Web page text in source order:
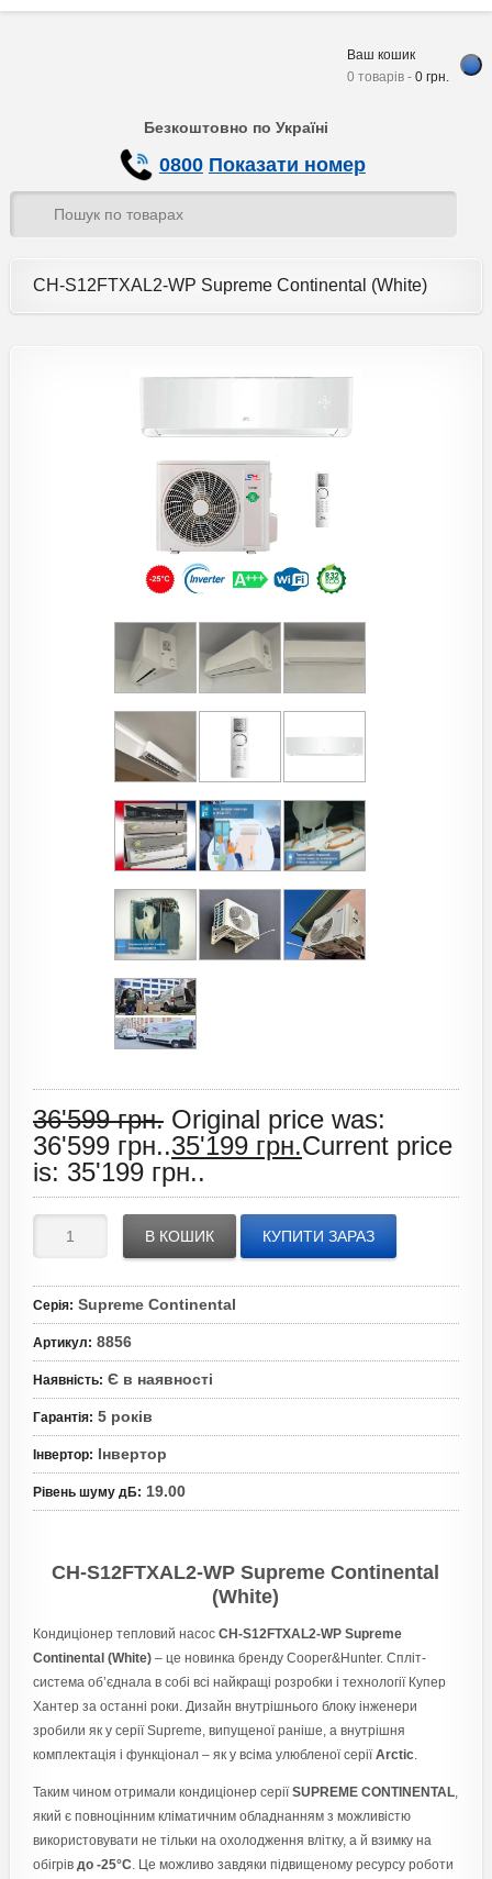
Ваш кошик
0 товарів -0 грн.
Безкоштовно по Україні
0800 Показати номер
CH-S12FTXAL2-WP Supreme Continental (White)
36'599грн. Original price was:
36'599 грн..35'199грн.Current price
is: 35'199 грн..
В КОШИК КУПИТИ ЗАРАЗ
Серія: Supreme Continental
Артикул: 8856
Наявність: Є в наявності
Гарантія: 5 років
Інвертор: Інвертор
Рівень шуму дБ: 19.00
CH-S12FTXAL2-WP Supreme Continental
(White)
Кондиціонер тепловий насос CH-S12FTXAL2-WP Supreme
Continental (White)– це новинка бренду Cooper&Hunter. Спліт-
система об’єднала в собі всі найкращі розробки і технології Купер
Хантер за останні роки. Дизайн внутрішнього блоку інженери
зробили як у серії Supreme, випущеної раніше, а внутрішня
комплектація і функціонал – як у всіма улюбленої серіїArctic.
Таким чином отримали кондиціонер серіїSUPREME CONTINENTAL,
який є повноцінним кліматичним обладнанням з можливістю
використовувати не тільки на охолодження влітку, а й взимку на
обігрів до -25°C. Це можливо завдяки підвищеному ресурсу роботи